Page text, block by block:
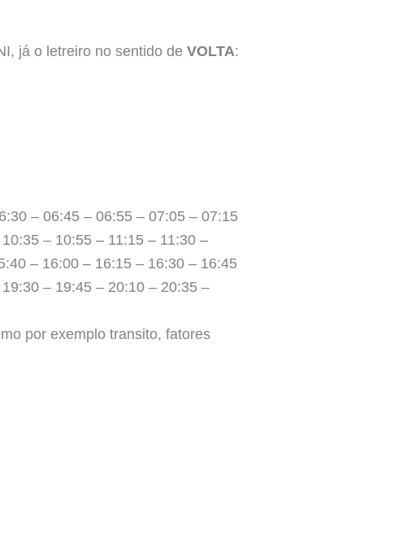
já o letreiro no sentido de VOLTA:
– 06:45 – 06:55 – 07:05 – 07:15
– 10:55 – 11:15 – 11:30 –
– 16:00 – 16:15 – 16:30 – 16:45
– 19:45 – 20:10 – 20:35 –
por exemplo transito, fatores